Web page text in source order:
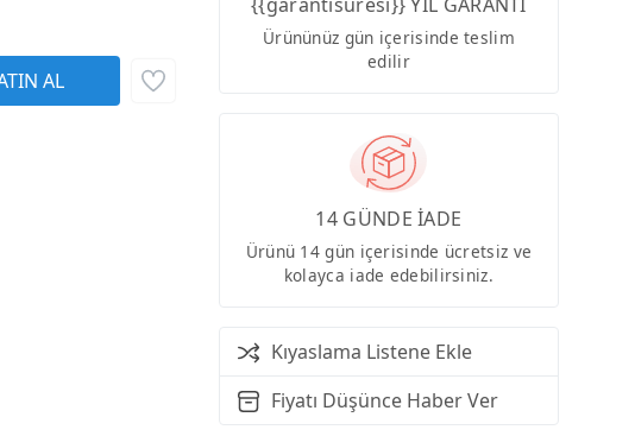
Ürününüz gün içerisinde teslim
edilir
14 GÜNDE İADE
Ürünü 14 gün içerisinde ücretsiz ve
kolayca iade edebilirsiniz.
Kıyaslama Listene Ekle
Fiyatı Düşünce Haber Ver